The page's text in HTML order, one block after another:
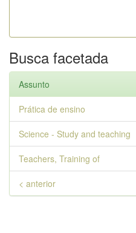
Busca facetada
Assunto
Prática de ensino
Science - Study and teaching
Teachers, Training of
< anterior